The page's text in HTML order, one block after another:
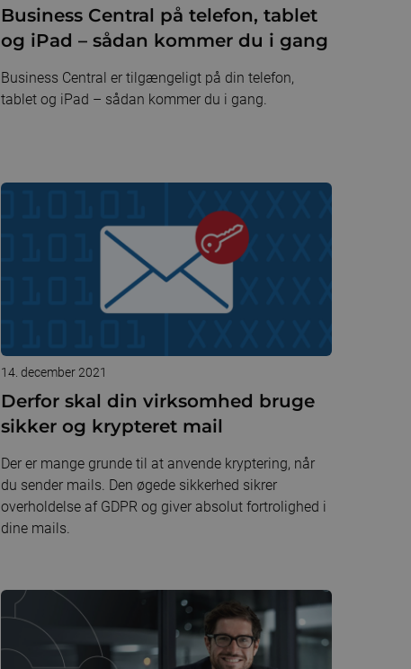
Business Central på telefon, tablet
og iPad – sådan kommer du i gang
Business Central er tilgængeligt på din telefon,
tablet og iPad – sådan kommer du i gang.
14. december 2021
Derfor skal din virksomhed bruge
sikker og krypteret mail
Der er mange grunde til at anvende kryptering, når
du sender mails. Den øgede sikkerhed sikrer
overholdelse af GDPR og giver absolut fortrolighed i
dine mails.